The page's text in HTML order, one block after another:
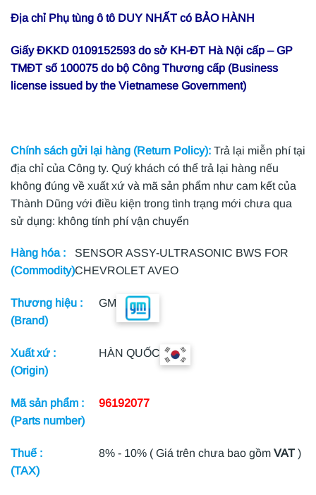
Địa chỉ Phụ tùng ô tô DUY NHẤT có BẢO HÀNH
Giấy ĐKKD 0109152593 do sở KH-ĐT Hà Nội cấp – GP
TMĐT số 100075 do bộ Công Thương cấp (Business
license issued by the Vietnamese Government)
Chính sách gửi lại hàng (Return Policy): Trả lại miễn phí tại
địa chỉ của Công ty. Quý khách có thể trả lại hàng nếu
không đúng về xuất xứ và mã sản phẩm như cam kết của
Thành Dũng với điều kiện trong tình trạng mới chưa qua
sử dụng: không tính phí vận chuyển
Hàng hóa :
(Commodity)
SENSOR ASSY-ULTRASONIC BWS FOR
CHEVROLET AVEO
Thương hiệu :
(Brand)
GM
Xuất xứ :
(Origin)
HÀN QUỐC
Mã sản phẩm :
(Parts number)
96192077
Thuế :
(TAX)
8% - 10% ( Giá trên chưa bao gồmVAT )